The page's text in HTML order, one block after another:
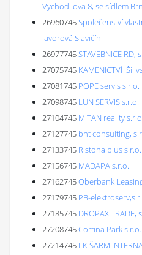
Vychodilova 8, se sídlem
26960745Společenství
Javorová Slavičín
26977745STAVEBNICE RD,
27075745 KAMENICTVÍ
27081745 POPE servis s.r.o.
27098745 LUN SERVIS s.r.o.
27104745 MITAN reality
27127745 bnt consulting,
27133745 Ristona plus
27156745 MADAPA s.r.o.
27162745Oberbank
27179745 PB-
27185745 DROPAX TRADE,
27208745Cortina Park s.r.o.
27214745 LK ŠARM